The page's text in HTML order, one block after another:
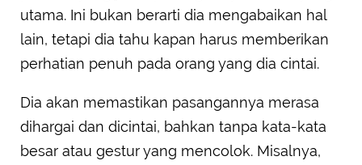
utama. Ini bukan berarti dia mengabaikan hal
lain, tetapi dia tahu kapan harus memberikan
perhatian penuh pada orang yang dia cintai.
Dia akan memastikan pasangannya merasa
dihargai dan dicintai, bahkan tanpa kata-kata
besar atau gestur yang mencolok. Misalnya,